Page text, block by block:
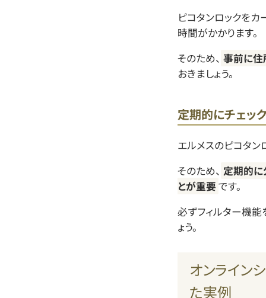
ピコタンロックをカ
時間がかかります。
そのため、 事前に住
おきましょう。
定期的にチェッ
エルメスのピコタン
そのため、 定期的に
とが重要 です。
必ずフィルター機能
ょう。
オンライン
た実例